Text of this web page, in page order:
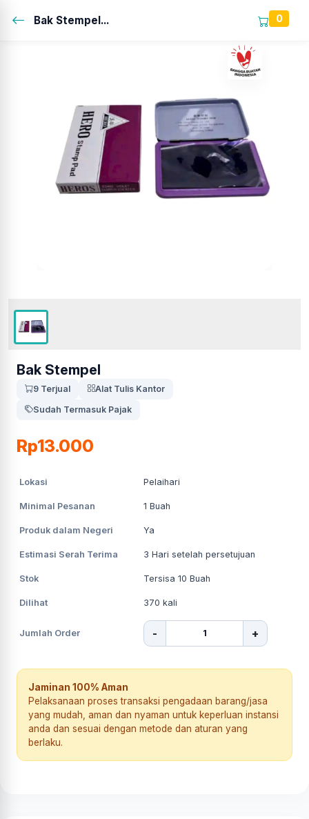
Bak Stempel... 0
Bak Stempel
9 Terjual
Alat Tulis Kantor
Sudah Termasuk Pajak
Rp13.000
Lokasi Pelaihari
Minimal Pesanan 1 Buah
Produk dalam Negeri Ya
Estimasi Serah Terima 3 Hari setelah persetujuan
Stok Tersisa 10 Buah
Dilihat 370 kali
Jumlah Order - +
Jaminan 100% Aman
Pelaksanaan proses transaksi pengadaan barang/jasa
yang mudah, aman dan nyaman untuk keperluan instansi
anda dan sesuai dengan metode dan aturan yang
berlaku.